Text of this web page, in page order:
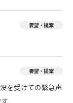
要望・提案
要望・提案
を受けての緊急声